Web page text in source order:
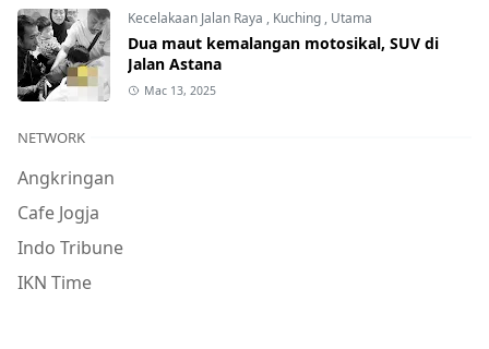
Kecelakaan Jalan Raya , Kuching , Utama
Dua maut kemalangan motosikal, SUV di
Jalan Astana
Mac 13, 2025
NETWORK
Angkringan
Cafe Jogja
Indo Tribune
IKN Time